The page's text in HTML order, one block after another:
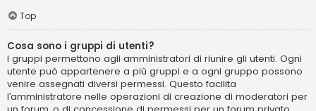
Top
Cosa sono i gruppi di utenti?
I gruppi permettono agli amministratori di riunire gli utenti. Ogni
utente può appartenere a più gruppi e a ogni gruppo possono
venire assegnati diversi permessi. Questo facilita
l’amministratore nelle operazioni di creazione di moderatori per